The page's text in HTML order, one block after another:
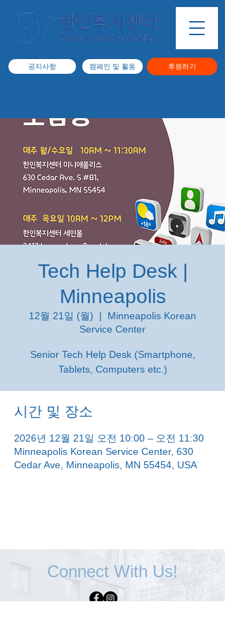
공지사항 캠페인 및 활동 후원하기
Tech Help Desk |
Minneapolis
12월 21일 (월)
  |
Minneapolis Korean
Service Center
Senior Tech Help Desk (Smartphone,
Tablets, Computers etc.)
시간 및 장소
2026년 12월 21일 오전 10:00 – 오전 11:30
Minneapolis Korean Service Center, 630
Cedar Ave, Minneapolis, MN 55454, USA
Connect With Us!